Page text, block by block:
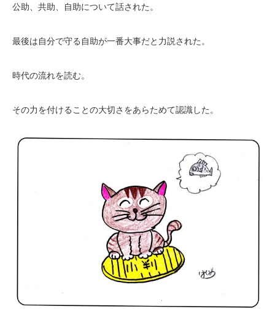
公助、共助、自助について話された。
最後は自分で守る自助が一番大事だと力説された。
時代の流れを読む。
その力を付けることの大切さをあらためて認識した。